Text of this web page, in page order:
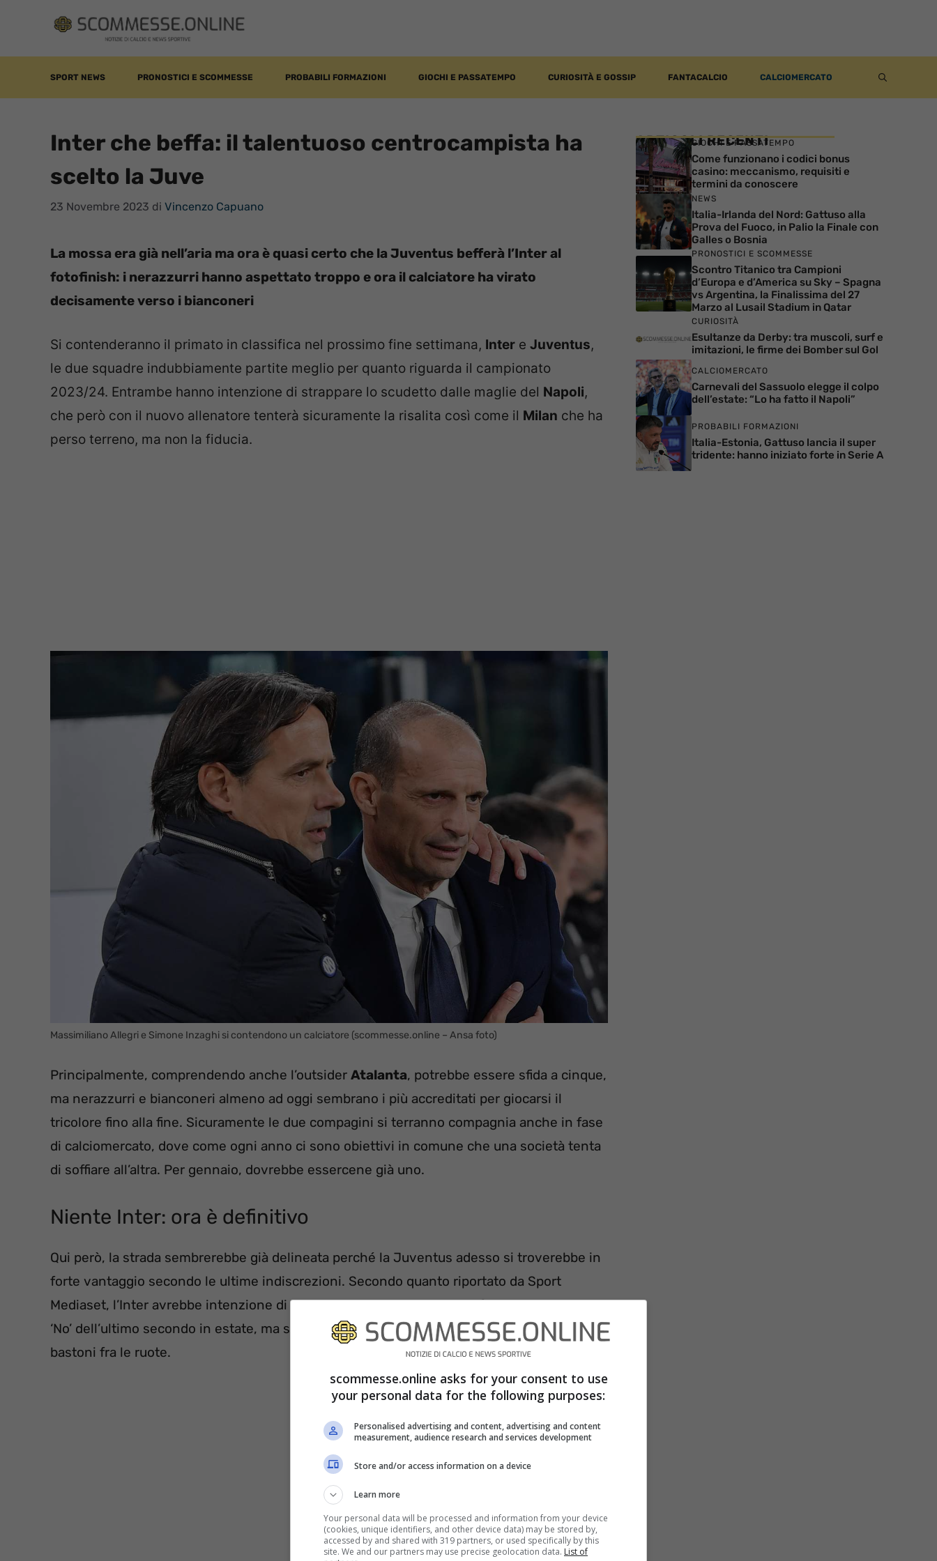
contenuto
SPORT NEWS PRONOSTICI E SCOMMESSE PROBABILI FORMAZIONI GIOCHI E PASSATEMPO CURIOSITÀ E GOSSIP FANTACALCIO CALCIOMERCATO
Inter che beffa: il talentuoso centrocampista ha
scelto la Juve
23 Novembre 2023 di Vincenzo Capuano
La mossa era già nell’aria ma ora è quasi certo che la Juventus befferà l’Inter al
fotofinish: i nerazzurri hanno aspettato troppo e ora il calciatore ha virato
decisamente verso i bianconeri
Si contenderanno il primato in classifica nel prossimo fine settimana, Inter e Juventus,
le due squadre indubbiamente partite meglio per quanto riguarda il campionato
2023/24. Entrambe hanno intenzione di strappare lo scudetto dalle maglie del Napoli,
che però con il nuovo allenatore tenterà sicuramente la risalita così come il Milan che ha
perso terreno, ma non la fiducia.
Massimiliano Allegri e Simone Inzaghi si contendono un calciatore (scommesse.online – Ansa foto)
Principalmente, comprendendo anche l’outsider Atalanta, potrebbe essere sfida a cinque,
ma nerazzurri e bianconeri almeno ad oggi sembrano i più accreditati per giocarsi il
tricolore fino alla fine. Sicuramente le due compagini si terranno compagnia anche in fase
di calciomercato, dove come ogni anno ci sono obiettivi in comune che una società tenta
di soffiare all’altra. Per gennaio, dovrebbe essercene già uno.
Niente Inter: ora è definitivo
Qui però, la strada sembrerebbe già delineata perché la Juventus adesso si troverebbe in
forte vantaggio secondo le ultime indiscrezioni. Secondo quanto riportato da Sport
Mediaset, l’Inter avrebbe intenzione di riprovarci perLazar Samardžićdopo il clamoroso
‘No’ dell’ultimo secondo in estate, ma stavolta saranno proprio i bianconeri a metter loro i
bastoni fra le ruote.
ARTICOLI RECENTI
GIOCHI E PASSATEMPO
Come funzionano i codici bonus
casino: meccanismo, requisiti e
termini da conoscere
NEWS
Italia-Irlanda del Nord: Gattuso alla
Prova del Fuoco, in Palio la Finale con
Galles o Bosnia
PRONOSTICI E SCOMMESSE
Scontro Titanico tra Campioni
d’Europa e d’America su Sky – Spagna
vs Argentina, la Finalissima del 27
Marzo al Lusail Stadium in Qatar
CURIOSITÀ
Esultanze da Derby: tra muscoli, surf e
imitazioni, le firme dei Bomber sul Gol
CALCIOMERCATO
Carnevali del Sassuolo elegge il colpo
dell’estate: “Lo ha fatto il Napoli”
PROBABILI FORMAZIONI
Italia-Estonia, Gattuso lancia il super
tridente: hanno iniziato forte in Serie A
scommesse.online asks for your consent to use
your personal data for the following purposes:
Personalised advertising and content, advertising and content
measurement, audience research and services development
Store and/or access information on a device
Learn more
Your personal data will be processed and information from your device
(cookies, unique identifiers, and other device data) may be stored by,
accessed by and shared with 319 partners, or used specifically by this
site. We and our partners may use precise geolocation data. List of